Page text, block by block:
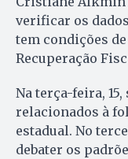
verificar os
tem condições
Recuperação
Na terça-feira,
relacionados à
estadual. No
debater os